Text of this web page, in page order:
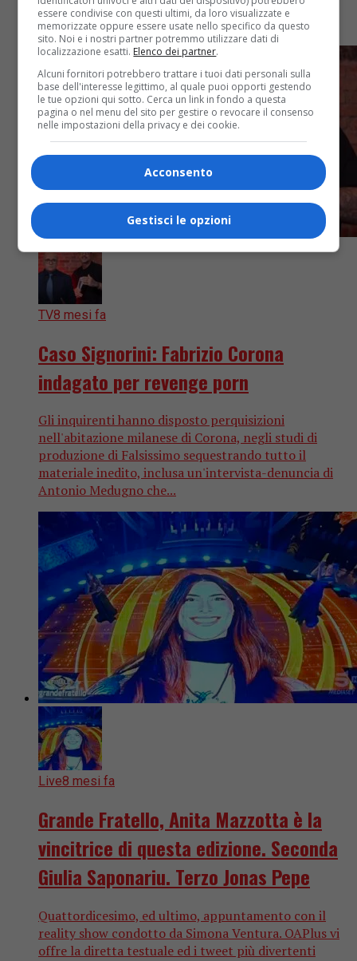
arrivata la prima reazione ufficiale della società che
produce il Grande...
TV8 mesi fa
Caso Signorini: Fabrizio Corona
indagato per revenge porn
Gli inquirenti hanno disposto perquisizioni
nell'abitazione milanese di Corona, negli studi di
produzione di Falsissimo sequestrando tutto il
materiale inedito, inclusa un'intervista-denuncia di
Antonio Medugno che...
Live8 mesi fa
Grande Fratello, Anita Mazzotta è la
vincitrice di questa edizione. Seconda
Giulia Saponariu. Terzo Jonas Pepe
Quattordicesimo, ed ultimo, appuntamento con il
reality show condotto da Simona Ventura. OAPlus vi
offre la diretta testuale ed i tweet più divertenti
essere condivise con questi ultimi, da loro visualizzate e
memorizzate oppure essere usate nello specifico da questo
sito. Noi e i nostri partner potremmo utilizzare dati di
localizzazione esatti. Elenco dei partner.
Alcuni fornitori potrebbero trattare i tuoi dati personali sulla
base dell'interesse legittimo, al quale puoi opporti gestendo
le tue opzioni qui sotto. Cerca un link in fondo a questa
pagina o nel menu del sito per gestire o revocare il consenso
nelle impostazioni della privacy e dei cookie.
Acconsento
Gestisci le opzioni